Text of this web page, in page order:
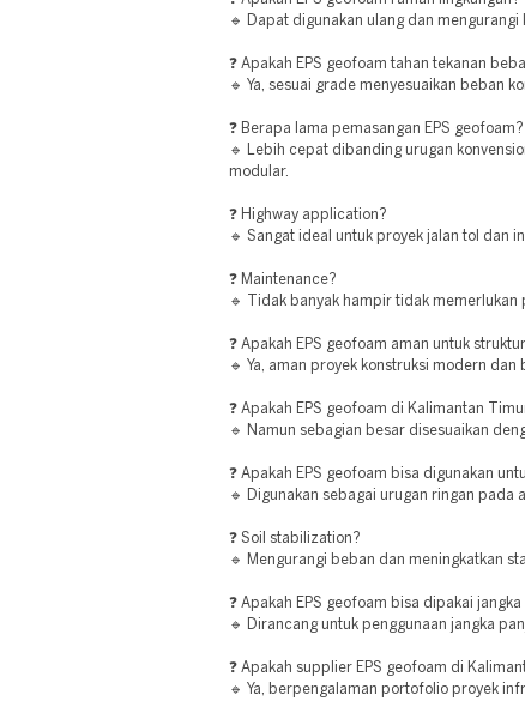
🔹 Dapat digunakan ulang dan
❓ Apakah EPS geofoam tahan tekanan
🔹 Ya, sesuai grade menyesuaikan beban
❓ Berapa lama pemasangan EPS geofoam?
🔹 Lebih cepat dibanding urugan
modular.
❓ Highway application?
🔹 Sangat ideal untuk proyek jalan tol dan
❓ Maintenance?
🔹 Tidak banyak hampir tidak memerlukan
❓ Apakah EPS geofoam aman untuk
🔹 Ya, aman proyek konstruksi modern dan
❓ Apakah EPS geofoam di Kalimantan
🔹 Namun sebagian besar disesuaikan
❓ Apakah EPS geofoam bisa digunakan
🔹 Digunakan sebagai urugan ringan pada
❓ Soil stabilization?
🔹 Mengurangi beban dan meningkatkan
❓ Apakah EPS geofoam bisa dipakai
🔹 Dirancang untuk penggunaan jangka
❓ Apakah supplier EPS geofoam di
🔹 Ya, berpengalaman portofolio proyek